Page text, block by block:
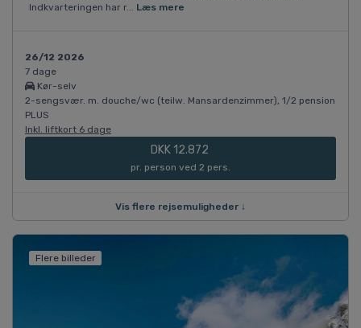
Indkvarteringen har r... Læs mere
26/12 2026
7 dage
Kør-selv
2-sengsvær. m. douche/wc (teilw. Mansardenzimmer), 1/2 pension
PLUS
Inkl. liftkort 6 dage
DKK 12.872
pr. person ved 2 pers.
Vis flere rejsemuligheder ↓
Flere billeder